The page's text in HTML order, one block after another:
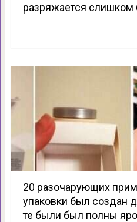
разряжается слишком
20 разочарующих
упаковки был создан
те были был полны